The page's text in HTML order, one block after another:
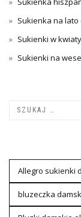
Sukienka na lato
Sukienki w
Sukienki na
Allegro sukienki
bluzeczka